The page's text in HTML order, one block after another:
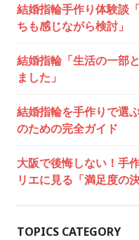
結婚指輪手作り体験談
ちも感じながら検討」
結婚指輪「生活の一部
ました」
結婚指輪を手作りで選
のための完全ガイド
大阪で後悔しない！手
リエに見る「満足度の
TOPICS CATEGORY